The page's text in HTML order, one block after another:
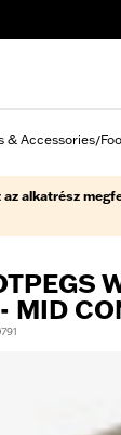
& Accessories/
alkatrész
MID